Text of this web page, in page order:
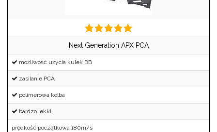
Next Generation APX PCA
możliwość użycia kulek BB
zasilanie PCA
polimerowa kolba
bardzo lekki
prędkość początkowa 180m/s